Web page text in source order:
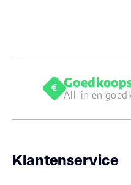
All-in en
Klantenservice